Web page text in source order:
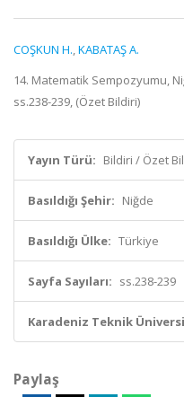
COŞKUN H.,KABATAŞ A.
14. Matematik Sempozyumu,
ss.238-239, (Özet Bildiri)
Yayın Türü: Bildiri / Özet
Basıldığı Şehir: Niğde
Basıldığı Ülke: Türkiye
Sayfa Sayıları: ss.238-239
Karadeniz Teknik
Paylaş